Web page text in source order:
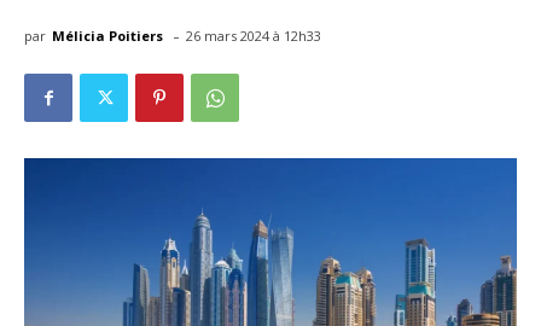
par Mélicia Poitiers - 26 mars 2024 à 12h33